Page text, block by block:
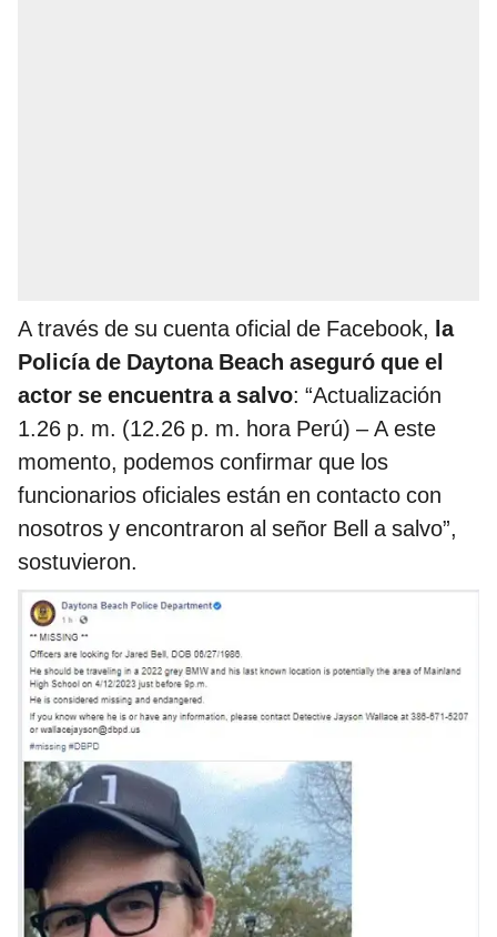
A través de su cuenta oficial de Facebook, la
Policía de Daytona Beach aseguró que el
actor se encuentra a salvo: “Actualización
1.26 p. m. (12.26 p. m. hora Perú) – A este
momento, podemos confirmar que los
funcionarios oficiales están en contacto con
nosotros y encontraron al señor Bell a salvo”,
sostuvieron.